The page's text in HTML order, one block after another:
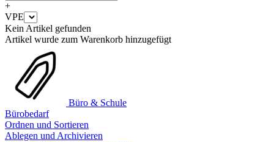
+
VPE
Kein Artikel gefunden
Artikel wurde zum Warenkorb hinzugefügt
Büro & Schule
Bürobedarf
Ordnen und Sortieren
Ablegen und Archivieren